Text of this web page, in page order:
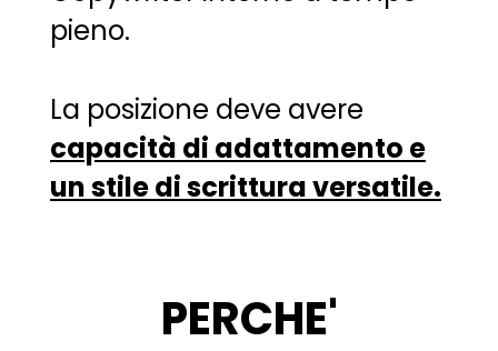
pieno.
La posizione deve avere
capacità di adattamento e
un stile di scrittura versatile.
PERCHE'